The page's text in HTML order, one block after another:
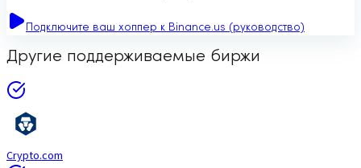
Подключите ваш хоппер к Binance.us (руководство)
Другие поддерживаемые биржи
Crypto.com